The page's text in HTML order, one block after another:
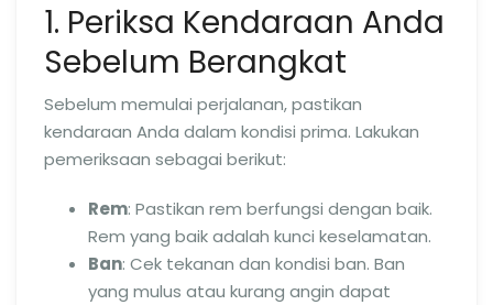
1. Periksa Kendaraan Anda
Sebelum Berangkat
Sebelum memulai perjalanan, pastikan
kendaraan Anda dalam kondisi prima. Lakukan
pemeriksaan sebagai berikut:
Rem: Pastikan rem berfungsi dengan baik.
Rem yang baik adalah kunci keselamatan.
Ban: Cek tekanan dan kondisi ban. Ban
yang mulus atau kurang angin dapat